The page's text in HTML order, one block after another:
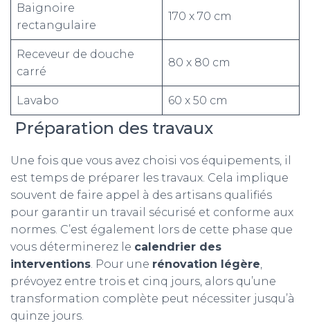
Baignoire
rectangulaire
170 x 70 cm
Receveur de douche
carré
80 x 80 cm
Lavabo 60 x 50 cm
Préparation des travaux
Une fois que vous avez choisi vos équipements, il
est temps de préparer les travaux. Cela implique
souvent de faire appel à des artisans qualifiés
pour garantir un travail sécurisé et conforme aux
normes. C’est également lors de cette phase que
vous déterminerez le calendrier des
interventions. Pour une rénovation légère,
prévoyez entre trois et cinq jours, alors qu’une
transformation complète peut nécessiter jusqu’à
quinze jours.